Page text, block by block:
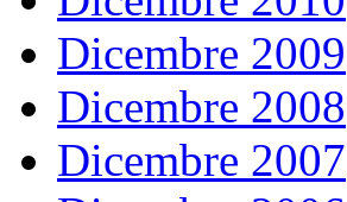
Dicembre 2009
Dicembre 2008
Dicembre 2007